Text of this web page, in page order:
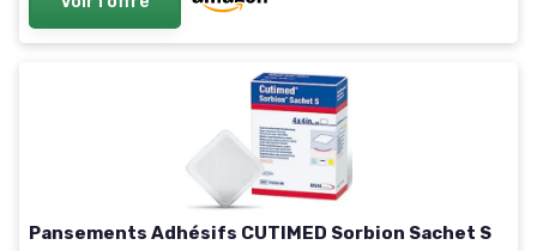
Pansements Adhésifs CUTIMED Sorbion Sachet S